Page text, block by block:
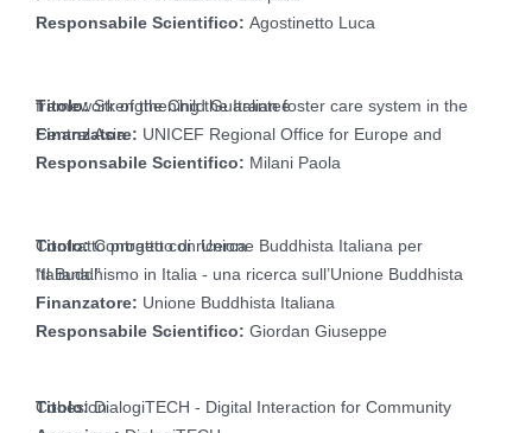
Responsabile Scientifico: Agostinetto Luca
Titolo:
Strengthening the Italian foster care system in the framework of the Child Guarantee
Finanzatore:
UNICEF Regional Office for Europe and Central Asia
Responsabile Scientifico: Milani Paola
Titolo:
Contratto con Unione Buddhista Italiana per Contratto progetto di ricerca
“Il Buddhismo in Italia - una ricerca sull’Unione Buddhista Italiana.”
Finanzatore: Unione Buddhista Italiana
Responsabile Scientifico: Giordan Giuseppe
Titolo:
DialogiTECH - Digital Interaction for Community Cohesion